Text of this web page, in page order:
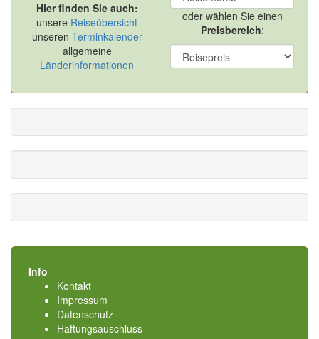
Hier finden Sie auch:
unsere Reiseübersicht
unseren Terminkalender
allgemeine
Länderinformationen
oder wählen Sie einen
Preisbereich:
Info
Kontakt
Impressum
Datenschutz
Haftungsauschluss